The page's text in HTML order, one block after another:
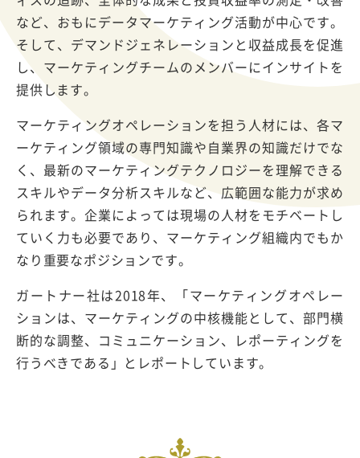
など、おもにデータマーケティング活動が中心です。
そして、デマンドジェネレーションと収益成長を促進
し、マーケティングチームのメンバーにインサイトを
提供します。
マーケティングオペレーションを担う人材には、各マ
ーケティング領域の専門知識や自業界の知識だけでな
く、最新のマーケティングテクノロジーを理解できる
スキルやデータ分析スキルなど、広範囲な能力が求め
られます。企業によっては現場の人材をモチベートし
ていく力も必要であり、マーケティング組織内でもか
なり重要なポジションです。
ガートナー社は2018年、「マーケティングオペレー
ションは、マーケティングの中核機能として、部門横
断的な調整、コミュニケーション、レポーティングを
行うべきである」とレポートしています。